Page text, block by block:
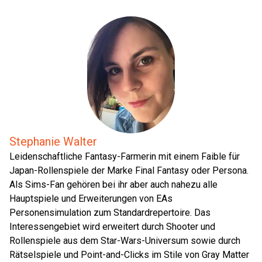
Stephanie Walter
Leidenschaftliche Fantasy-Farmerin mit einem Faible für
Japan-Rollenspiele der Marke Final Fantasy oder Persona.
Als Sims-Fan gehören bei ihr aber auch nahezu alle
Hauptspiele und Erweiterungen von EAs
Personensimulation zum Standardrepertoire. Das
Interessengebiet wird erweitert durch Shooter und
Rollenspiele aus dem Star-Wars-Universum sowie durch
Rätselspiele und Point-and-Clicks im Stile von Gray Matter